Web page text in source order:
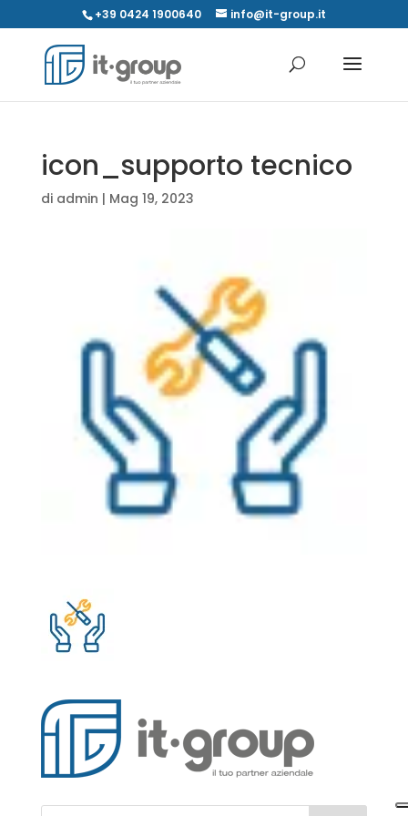
+39 0424 1900640 info@it-group.it
icon_supporto tecnico
di admin | Mag 19, 2023